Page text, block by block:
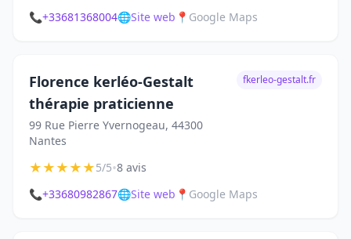
📞+33681368004🌐Site web 📍 Google Maps
Florence kerléo-Gestalt
thérapie praticienne
99 Rue Pierre Yvernogeau, 44300
Nantes
fkerleo-gestalt.fr
★★★★★5/5•8 avis
📞+33680982867🌐Site web 📍 Google Maps